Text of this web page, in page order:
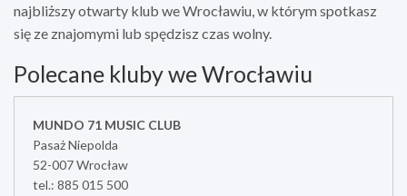
najbliższy otwarty klub we Wrocławiu, w którym spotkasz
się ze znajomymi lub spędzisz czas wolny.
Polecane kluby we Wrocławiu
MUNDO 71 MUSIC CLUB
Pasaż Niepolda
52-007 Wrocław
tel.: 885 015 500